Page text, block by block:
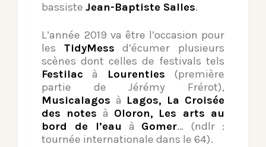
bassiste Jean-Baptiste Salles.
L’année 2019 va être l’occasion pour
les TidyMess d’écumer plusieurs
scènes dont celles de festivals tels
Festilac à Lourenties (première
partie de Jérémy Frérot),
Musicalagos à Lagos, La Croisée
des notes à Oloron, Les arts au
bord de l’eau à Gomer… (ndlr :
tournée internationale dans le 64).